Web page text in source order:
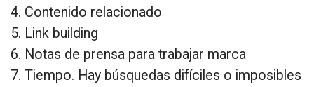
4. Contenido relacionado
5. Link building
6. Notas de prensa para trabajar marca
7. Tiempo. Hay búsquedas difíciles o imposibles